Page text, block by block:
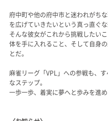
府中町や他の府中市と迷われがち
を広げていきたいという真っ直ぐな
そんな彼女がこれから挑戦したい
体を手に入れること、そして自身
とだ。
麻雀リーグ「VPL」への参戦も、
なステップ。
一歩一歩、着実に夢へと歩みを進